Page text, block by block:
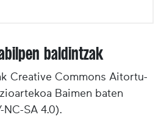
baldintzak
Creative Commons Aitortu-
Baimen baten
NC-SA 4.0).